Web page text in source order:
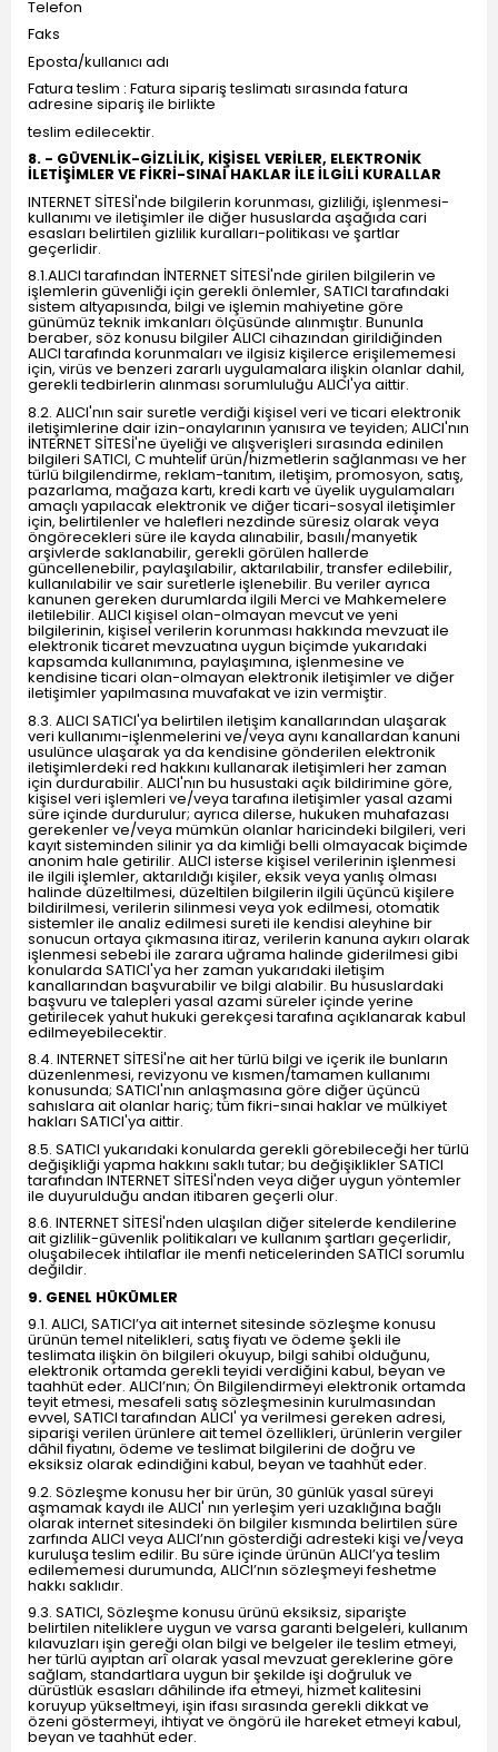
Telefon
Faks
Eposta/kullanıcı adı
Fatura teslim : Fatura sipariş teslimatı sırasında fatura
adresine sipariş ile birlikte
teslim edilecektir.
8. - GÜVENLİK-GİZLİLİK, KİŞİSEL VERİLER, ELEKTRONİK
İLETİŞİMLER VE FİKRİ-SINAİ HAKLAR İLE İLGİLİ KURALLAR
INTERNET SİTESİ'nde bilgilerin korunması, gizliliği, işlenmesi-
kullanımı ve iletişimler ile diğer hususlarda aşağıda cari
esasları belirtilen gizlilik kuralları-politikası ve şartlar
geçerlidir.
8.1.ALICI tarafından İNTERNET SİTESİ'nde girilen bilgilerin ve
işlemlerin güvenliği için gerekli önlemler, SATICI tarafındaki
sistem altyapısında, bilgi ve işlemin mahiyetine göre
günümüz teknik imkanları ölçüsünde alınmıştır. Bununla
beraber, söz konusu bilgiler ALICI cihazından girildiğinden
ALICI tarafında korunmaları ve ilgisiz kişilerce erişilememesi
için, virüs ve benzeri zararlı uygulamalara ilişkin olanlar dahil,
gerekli tedbirlerin alınması sorumluluğu ALICI'ya aittir.
8.2. ALICI'nın sair suretle verdiği kişisel veri ve ticari elektronik
iletişimlerine dair izin-onaylarının yanısıra ve teyiden; ALICI'nın
İNTERNET SİTESİ'ne üyeliği ve alışverişleri sırasında edinilen
bilgileri SATICI, C muhtelif ürün/hizmetlerin sağlanması ve her
türlü bilgilendirme, reklam-tanıtım, iletişim, promosyon, satış,
pazarlama, mağaza kartı, kredi kartı ve üyelik uygulamaları
amaçlı yapılacak elektronik ve diğer ticari-sosyal iletişimler
için, belirtilenler ve halefleri nezdinde süresiz olarak veya
öngörecekleri süre ile kayda alınabilir, basılı/manyetik
arşivlerde saklanabilir, gerekli görülen hallerde
güncellenebilir, paylaşılabilir, aktarılabilir, transfer edilebilir,
kullanılabilir ve sair suretlerle işlenebilir. Bu veriler ayrıca
kanunen gereken durumlarda ilgili Merci ve Mahkemelere
iletilebilir. ALICI kişisel olan-olmayan mevcut ve yeni
bilgilerinin, kişisel verilerin korunması hakkında mevzuat ile
elektronik ticaret mevzuatına uygun biçimde yukarıdaki
kapsamda kullanımına, paylaşımına, işlenmesine ve
kendisine ticari olan-olmayan elektronik iletişimler ve diğer
iletişimler yapılmasına muvafakat ve izin vermiştir.
8.3. ALICI SATICI'ya belirtilen iletişim kanallarından ulaşarak
veri kullanımı-işlenmelerini ve/veya aynı kanallardan kanuni
usulünce ulaşarak ya da kendisine gönderilen elektronik
iletişimlerdeki red hakkını kullanarak iletişimleri her zaman
için durdurabilir. ALICI'nın bu husustaki açık bildirimine göre,
kişisel veri işlemleri ve/veya tarafına iletişimler yasal azami
süre içinde durdurulur; ayrıca dilerse, hukuken muhafazası
gerekenler ve/veya mümkün olanlar haricindeki bilgileri, veri
kayıt sisteminden silinir ya da kimliği belli olmayacak biçimde
anonim hale getirilir. ALICI isterse kişisel verilerinin işlenmesi
ile ilgili işlemler, aktarıldığı kişiler, eksik veya yanlış olması
halinde düzeltilmesi, düzeltilen bilgilerin ilgili üçüncü kişilere
bildirilmesi, verilerin silinmesi veya yok edilmesi, otomatik
sistemler ile analiz edilmesi sureti ile kendisi aleyhine bir
sonucun ortaya çıkmasına itiraz, verilerin kanuna aykırı olarak
işlenmesi sebebi ile zarara uğrama halinde giderilmesi gibi
konularda SATICI'ya her zaman yukarıdaki iletişim
kanallarından başvurabilir ve bilgi alabilir. Bu hususlardaki
başvuru ve talepleri yasal azami süreler içinde yerine
getirilecek yahut hukuki gerekçesi tarafına açıklanarak kabul
edilmeyebilecektir.
8.4. INTERNET SİTESİ'ne ait her türlü bilgi ve içerik ile bunların
düzenlenmesi, revizyonu ve kısmen/tamamen kullanımı
konusunda; SATICI'nın anlaşmasına göre diğer üçüncü
sahıslara ait olanlar hariç; tüm fikri-sınai haklar ve mülkiyet
hakları SATICI'ya aittir.
8.5. SATICI yukarıdaki konularda gerekli görebileceği her türlü
değişikliği yapma hakkını saklı tutar; bu değişiklikler SATICI
tarafından INTERNET SİTESİ'nden veya diğer uygun yöntemler
ile duyurulduğu andan itibaren geçerli olur.
8.6. INTERNET SİTESİ'nden ulaşılan diğer sitelerde kendilerine
ait gizlilik-güvenlik politikaları ve kullanım şartları geçerlidir,
oluşabilecek ihtilaflar ile menfi neticelerinden SATICI sorumlu
değildir.
9. GENEL HÜKÜMLER
9.1. ALICI, SATICI’ya ait internet sitesinde sözleşme konusu
ürünün temel nitelikleri, satış fiyatı ve ödeme şekli ile
teslimata ilişkin ön bilgileri okuyup, bilgi sahibi olduğunu,
elektronik ortamda gerekli teyidi verdiğini kabul, beyan ve
taahhüt eder. ALICI’nın; Ön Bilgilendirmeyi elektronik ortamda
teyit etmesi, mesafeli satış sözleşmesinin kurulmasından
evvel, SATICI tarafından ALICI' ya verilmesi gereken adresi,
siparişi verilen ürünlere ait temel özellikleri, ürünlerin vergiler
dâhil fiyatını, ödeme ve teslimat bilgilerini de doğru ve
eksiksiz olarak edindiğini kabul, beyan ve taahhüt eder.
9.2. Sözleşme konusu her bir ürün, 30 günlük yasal süreyi
aşmamak kaydı ile ALICI' nın yerleşim yeri uzaklığına bağlı
olarak internet sitesindeki ön bilgiler kısmında belirtilen süre
zarfında ALICI veya ALICI’nın gösterdiği adresteki kişi ve/veya
kuruluşa teslim edilir. Bu süre içinde ürünün ALICI’ya teslim
edilememesi durumunda, ALICI’nın sözleşmeyi feshetme
hakkı saklıdır.
9.3. SATICI, Sözleşme konusu ürünü eksiksiz, siparişte
belirtilen niteliklere uygun ve varsa garanti belgeleri, kullanım
kılavuzları işin gereği olan bilgi ve belgeler ile teslim etmeyi,
her türlü ayıptan arî olarak yasal mevzuat gereklerine göre
sağlam, standartlara uygun bir şekilde işi doğruluk ve
dürüstlük esasları dâhilinde ifa etmeyi, hizmet kalitesini
koruyup yükseltmeyi, işin ifası sırasında gerekli dikkat ve
özeni göstermeyi, ihtiyat ve öngörü ile hareket etmeyi kabul,
beyan ve taahhüt eder.